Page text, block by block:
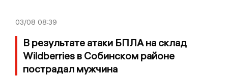
03/08 08:39
В результате атаки БПЛА на склад
Wildberries в Собинском районе
пострадал мужчина